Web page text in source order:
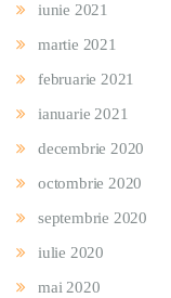
iunie 2021
martie 2021
februarie 2021
ianuarie 2021
decembrie 2020
octombrie 2020
septembrie 2020
iulie 2020
mai 2020